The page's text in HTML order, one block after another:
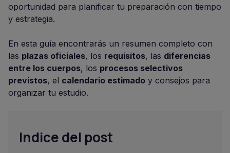
oportunidad para planificar tu preparación con tiempo
y estrategia.
En esta guía encontrarás un resumen completo con
las plazas oficiales, los requisitos, las diferencias
entre los cuerpos, los procesos selectivos
previstos, el calendario estimado y consejos para
organizar tu estudio.
Indice del post